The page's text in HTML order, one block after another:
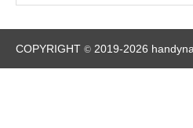
COPYRIGHT © 2019-2026